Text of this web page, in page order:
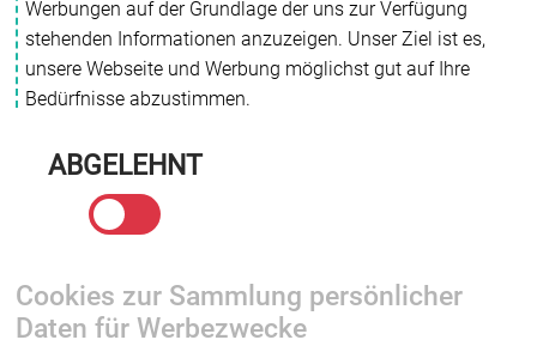
Werbungen auf der Grundlage der uns zur Verfügung
stehenden Informationen anzuzeigen. Unser Ziel ist es,
unsere Webseite und Werbung möglichst gut auf Ihre
Bedürfnisse abzustimmen.
ABGELEHNT
Cookies zur Sammlung persönlicher
Daten für Werbezwecke